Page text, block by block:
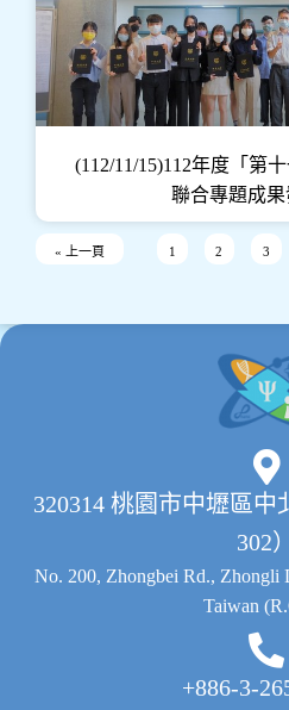
(112/11/15)112年度「第
聯合專題成果
« 上一頁 1 2 3
320314 桃園市中壢區中
302）
No. 200, Zhongbei Rd., Zhongli
Taiwan
+886-3-